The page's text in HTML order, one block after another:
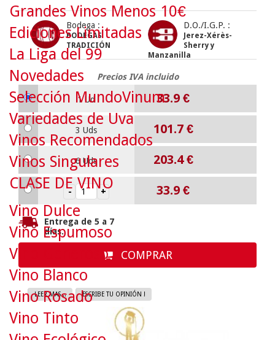
Bodega :
BODEGAS
TRADICIÓN
D.O./I.G.P. :
Jerez-Xérès-
Sherry y
Manzanilla
Precios IVA incluido
1 Ud 33.9 €
3 Uds 101.7 €
6 Uds 203.4€
33.9 €
Entrega de 5 a 7
días.
COMPRAR
LEER MAS... ESCRIBE TU OPINIÓN !
Grandes Vinos Menos 10€
Ediciones Limitadas
La Liga del 99
Novedades
Selección MundoVinum
Variedades de Uva
Vinos Recomendados
Vinos Singulares
CLASE DE VINO
Vino Dulce
Vino Espumoso
Vino Generoso
Vino Blanco
Vino Rosado
Vino Tinto